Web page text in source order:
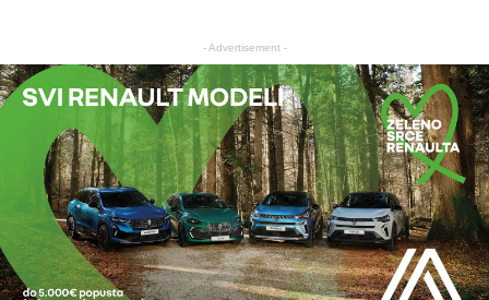
- Advertisement -